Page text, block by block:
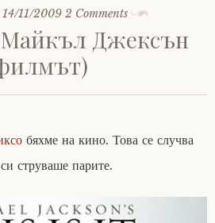
14/11/2009 2 Comments
Майкъл Джексън
бяхме на кино. Това се случва
струваше парите.